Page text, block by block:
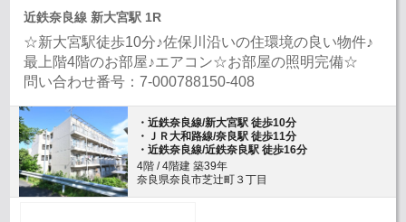
近鉄奈良線 新大宮駅 1R
☆新大宮駅徒歩10分♪佐保川沿いの住環境の良い物件♪
最上階4階のお部屋♪エアコン☆お部屋の照明完備☆
問い合わせ番号：7-000788150-408
・近鉄奈良線/新大宮駅 徒歩10分
・ＪＲ大和路線/奈良駅 徒歩11分
・近鉄奈良線/近鉄奈良駅 徒歩16分
4階 / 4階建 築39年
奈良県奈良市芝辻町３丁目